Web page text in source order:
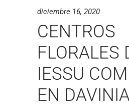
diciembre 16, 2020
CENTROS
FLORALES
IESSU
EN